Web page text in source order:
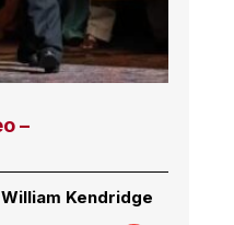
–
Kendridge